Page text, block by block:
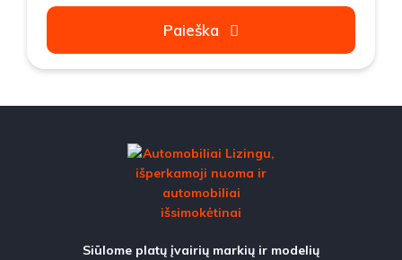
Paieška
Siūlome platų įvairių markių ir modelių